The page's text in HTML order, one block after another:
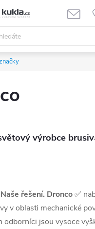
výrobce
řešení. Dronco✅
v oblasti mechanické
odborníci jsou vysoce